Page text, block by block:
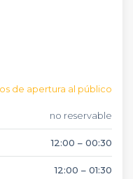
disfrutar de
Con capacidad
informales.
de apertura al público
no reservable
12:00 – 00:30
12:00 – 01:30